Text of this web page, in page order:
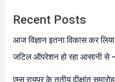
Recent Posts
आज विज्ञान इतना विकास कर
जटिल ऑपरेशन हो रहा आसानी से
एम्स रायपुर के तृतीय दीक्षांत